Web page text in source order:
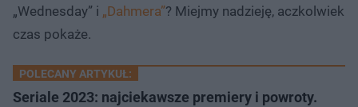
„Wednesday” i „Dahmera”? Miejmy nadzieję, aczkolwiek
czas pokaże.
POLECANY ARTYKUŁ:
Seriale 2023: najciekawsze premiery i powroty.